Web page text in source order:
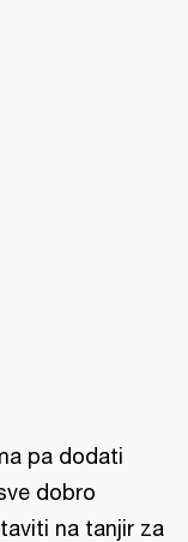
pa dodati
dobro
na tanjir za